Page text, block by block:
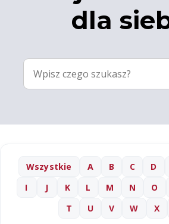
dla
Wszystkie A B C D
I
J K L M N O
T
U V W X